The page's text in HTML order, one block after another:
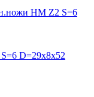
HM Z2 S=6
D=29x8x52